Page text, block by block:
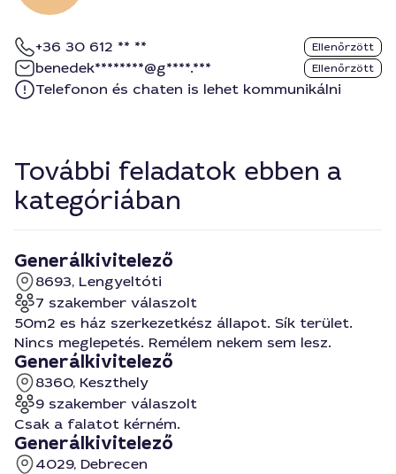
+36 30 612 ** ** Ellenőrzött
benedek********@g****.*** Ellenőrzött
Telefonon és chaten is lehet kommunikálni
További feladatok ebben a
kategóriában
Generálkivitelező
8693, Lengyeltóti
7 szakember válaszolt
50m2 es ház szerkezetkész állapot. Sík terület.
Nincs meglepetés. Remélem nekem sem lesz.
Generálkivitelező
8360, Keszthely
9 szakember válaszolt
Csak a falatot kérném.
Generálkivitelező
4029, Debrecen